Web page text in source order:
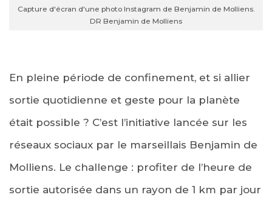
Capture d'écran d'une photo Instagram de Benjamin de Molliens.
DR Benjamin de Molliens
En pleine période de confinement, et si allier
sortie quotidienne et geste pour la planète
était possible ? C’est l’initiative lancée sur les
réseaux sociaux par le marseillais Benjamin de
Molliens. Le challenge : profiter de l’heure de
sortie autorisée dans un rayon de 1 km par jour